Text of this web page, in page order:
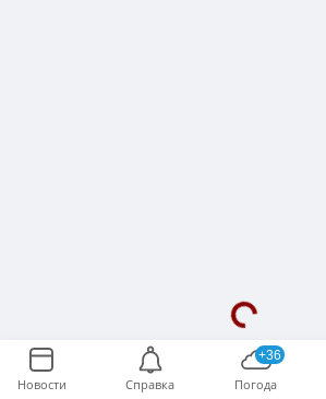
Новости Справка
+36
Погода